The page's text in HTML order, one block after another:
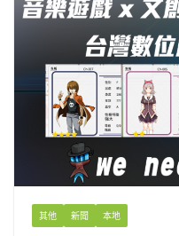
其他 新聞 本地